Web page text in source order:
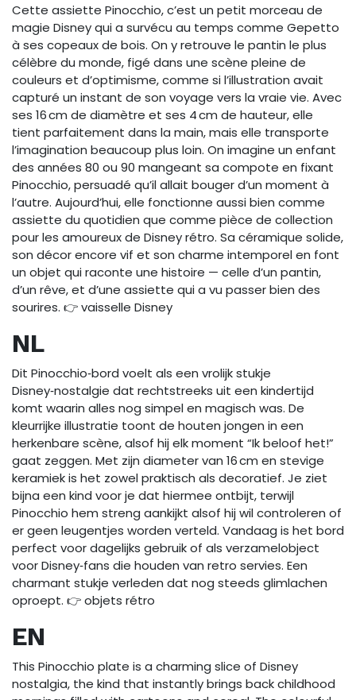
Cette assiette Pinocchio, c’est un petit morceau de
magie Disney qui a survécu au temps comme Gepetto
à ses copeaux de bois. On y retrouve le pantin le plus
célèbre du monde, figé dans une scène pleine de
couleurs et d’optimisme, comme si l’illustration avait
capturé un instant de son voyage vers la vraie vie. Avec
ses 16 cm de diamètre et ses 4 cm de hauteur, elle
tient parfaitement dans la main, mais elle transporte
l’imagination beaucoup plus loin. On imagine un enfant
des années 80 ou 90 mangeant sa compote en fixant
Pinocchio, persuadé qu’il allait bouger d’un moment à
l’autre. Aujourd’hui, elle fonctionne aussi bien comme
assiette du quotidien que comme pièce de collection
pour les amoureux de Disney rétro. Sa céramique solide,
son décor encore vif et son charme intemporel en font
un objet qui raconte une histoire — celle d’un pantin,
d’un rêve, et d’une assiette qui a vu passer bien des
sourires. 👉 vaisselle Disney
NL
Dit Pinocchio‑bord voelt als een vrolijk stukje
Disney‑nostalgie dat rechtstreeks uit een kindertijd
komt waarin alles nog simpel en magisch was. De
kleurrijke illustratie toont de houten jongen in een
herkenbare scène, alsof hij elk moment “Ik beloof het!”
gaat zeggen. Met zijn diameter van 16 cm en stevige
keramiek is het zowel praktisch als decoratief. Je ziet
bijna een kind voor je dat hiermee ontbijt, terwijl
Pinocchio hem streng aankijkt alsof hij wil controleren of
er geen leugentjes worden verteld. Vandaag is het bord
perfect voor dagelijks gebruik of als verzamelobject
voor Disney‑fans die houden van retro servies. Een
charmant stukje verleden dat nog steeds glimlachen
oproept. 👉 objets rétro
EN
This Pinocchio plate is a charming slice of Disney
nostalgia, the kind that instantly brings back childhood